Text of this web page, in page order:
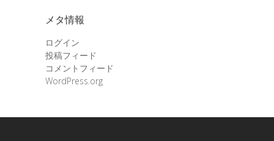
メタ情報
ログイン
投稿フィード
コメントフィード
WordPress.org